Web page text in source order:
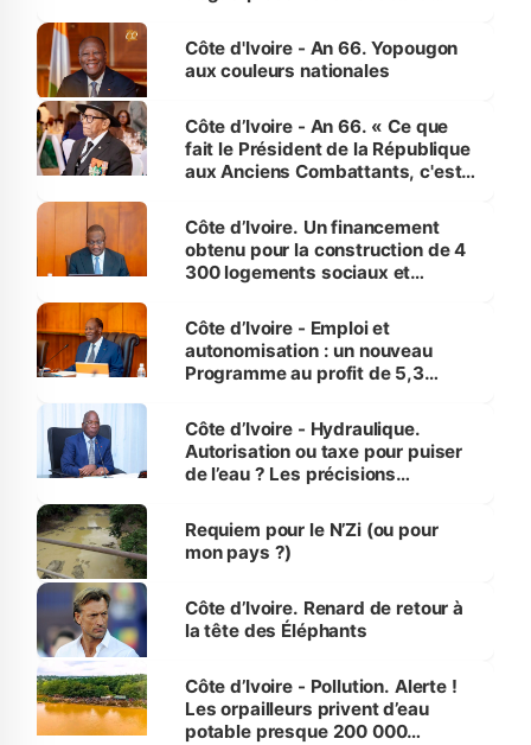
l'Etat de droit pour préserver les
vies humaines »
Côte d'Ivoire - An 66. Yopougon
aux couleurs nationales
Côte d’Ivoire - An 66. « Ce que
fait le Président de la République
aux Anciens Combattants, c'est
Côte d’Ivoire. Un financement
obtenu pour la construction de 4
300 logements sociaux et
et Yamoussoukro
Côte d’Ivoire - Emploi et
autonomisation : un nouveau
Programme au profit de 5,3
Côte d’Ivoire - Hydraulique.
Autorisation ou taxe pour puiser
de l’eau ? Les précisions
Requiem pour le N’Zi (ou pour
mon pays ?)
Côte d’Ivoire. Renard de retour à
la tête des Éléphants
Côte d’Ivoire - Pollution. Alerte !
Les orpailleurs privent d’eau
potable presque 200 000